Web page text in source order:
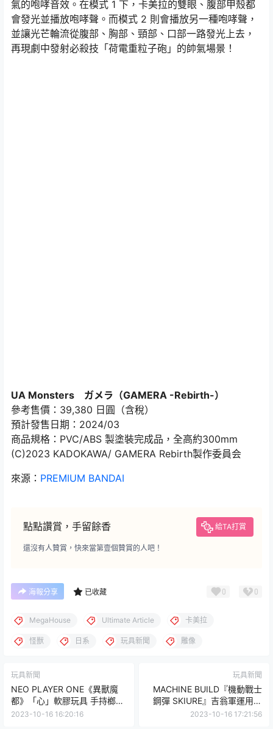
氣的咆哮音效。在模式 1 下，卡美拉的雙眼、腹部甲殼都
會發光並播放咆哮聲。而模式 2 則會播放另一種咆哮聲，
並讓光芒輪流從腹部、胸部、頸部、口部一路發光上去，
再現劇中發射必殺技「荷電重粒子砲」的帥氣場景！
UA Monsters ガメラ（GAMERA -Rebirth-）
參考售價：39,380 日圓（含稅）
預計發售日期：2024/03
商品規格：PVC/ABS 製塗裝完成品，全高約300mm
(C)2023 KADOKAWA/ GAMERA Rebirth製作委員会
來源： PREMIUM BANDAI
點點讚賞，手留餘香 給TA打賞
還沒有人贊賞，快來當第壹個贊賞的人吧！
海報分享 已收藏 0 0
MegaHouse Ultimate Article 卡美拉
怪獸 日系 玩具新聞 雕像
玩具新聞
NEO PLAYER ONE《異獸魔
都》「心」軟膠玩具 手持榔頭
的凶神惡煞登場啦！
2023-10-16 16:20:16
玩具新聞
MACHINE BUILD『機動戰士
鋼彈 SKIURE』吉翁軍運用的
宇宙移動砲台立體化！
2023-10-16 17:21:56